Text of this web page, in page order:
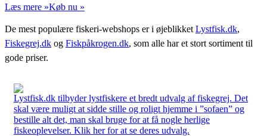
Læs mere »Køb nu »
De mest populære fiskeri-webshops er i øjeblikket Lystfisk.dk,
Fiskegrej.dk og Fiskpåkrogen.dk, som alle har et stort sortiment til
gode priser.
Lystfisk.dk tilbyder lystfiskere et bredt udvalg af fiskegrej. Det
skal være muligt at sidde stille og roligt hjemme i ”sofaen” og
bestille alt det, man skal bruge for at få nogle herlige
fiskeoplevelser. Klik her for at se deres udvalg.